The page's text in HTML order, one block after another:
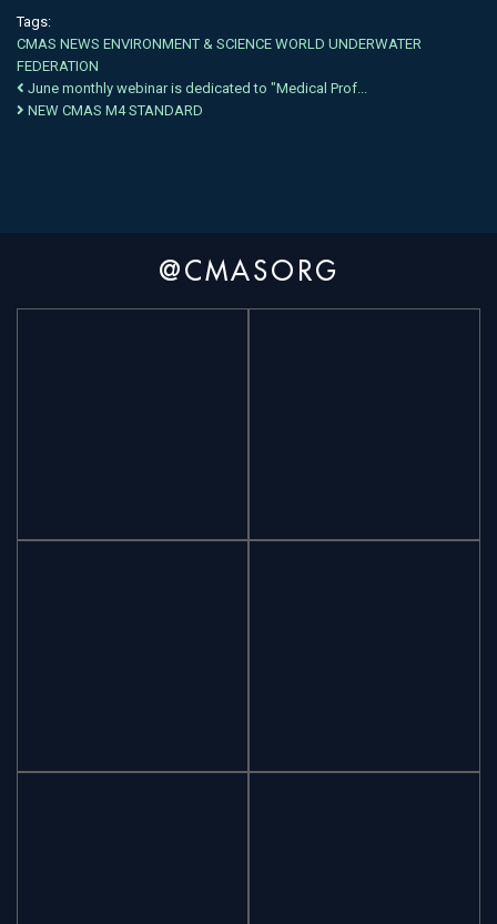
Tags:
CMAS NEWS ENVIRONMENT & SCIENCE WORLD UNDERWATER
FEDERATION
June monthly webinar is dedicated to "Medical Prof...
NEW CMAS M4 STANDARD
@CMASORG